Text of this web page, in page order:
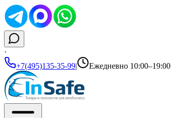
·
+7(495)135-35-99| Ежедневно 10:00–19:00